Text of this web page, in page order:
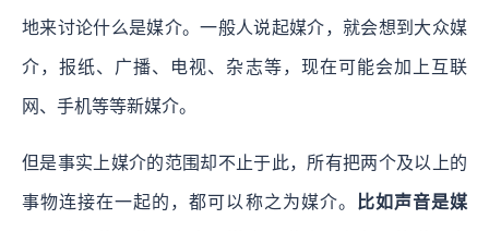
地来讨论什么是媒介。一般人说起媒介，就会想到大众媒
介，报纸、广播、电视、杂志等，现在可能会加上互联
网、手机等等新媒介。
但是事实上媒介的范围却不止于此，所有把两个及以上的
事物连接在一起的，都可以称之为媒介。 比如声音是媒